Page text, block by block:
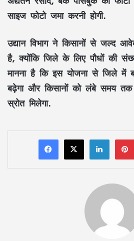
साइज फोटो जमा करनी होगी.
उद्यान विभाग ने किसानों से जल्द
है, क्योंकि जिले के लिए पौधों की
मानना है कि इस योजना से जिले में
बढ़ेगा और किसानों को लंबे समय
स्रोत मिलेगा.
LinkedIn